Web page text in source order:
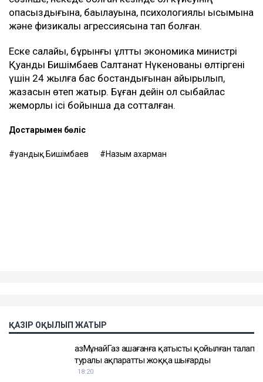
опасыздығына, бақылауына, психологиялық қысымына
және физикалық агрессиясына тап болған.
Еске салайық, бұрынғы ұлттық экономика министрі
Қуандық Бишімбаев Салтанат Нүкенованы өлтіргені
үшін 24 жылға бас бостандығынан айырылып,
жазасын өтеп жатыр. Бұған дейін ол сыбайлас
жемқорлық ісі бойынша да сотталған.
Достарыңмен бөліс
Қуандық Бишімбаев Назым Қахарман
ҚАЗІР ОҚЫЛЫП ЖАТЫР
ҚазМұнайГаз Қашағанға қатысты қойылған талап
туралы ақпаратты жоққа шығарды
18:20